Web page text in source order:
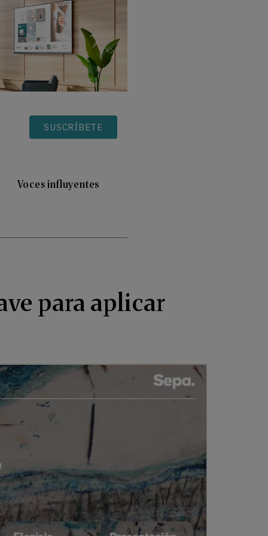
SUSCRÍBETE
Voces influyentes
para aplicar